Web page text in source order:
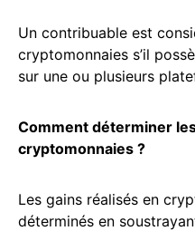
Un contribuable est
cryptomonnaies s’il
sur une ou plusieurs
Comment déterminer
cryptomonnaies ?
Les gains réalisés en
déterminés en